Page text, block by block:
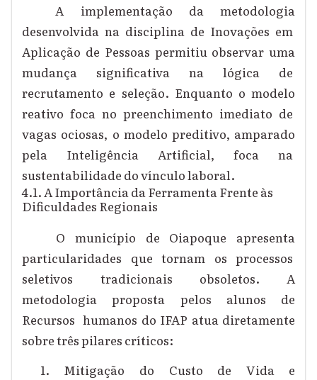
A implementação da metodologia
desenvolvida na disciplina de Inovações em
Aplicação de Pessoas permitiu observar uma
mudança significativa na lógica de
recrutamento e seleção. Enquanto o modelo
reativo foca no preenchimento imediato de
vagas ociosas, o modelo preditivo, amparado
pela Inteligência Artificial, foca na
sustentabilidade do vínculo laboral.
4.1. A Importância da Ferramenta Frente às
Dificuldades Regionais
O município de Oiapoque apresenta
particularidades que tornam os processos
seletivos tradicionais obsoletos. A
metodologia proposta pelos alunos de
Recursos humanos do IFAP atua diretamente
sobre três pilares críticos:
1. Mitigação do Custo de Vida e